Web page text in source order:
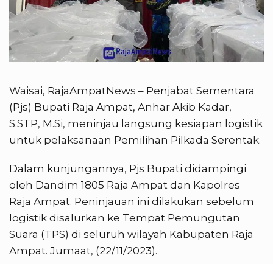
Waisai, RajaAmpatNews – Penjabat Sementara
(Pjs) Bupati Raja Ampat, Anhar Akib Kadar,
S.STP, M.Si, meninjau langsung kesiapan logistik
untuk pelaksanaan Pemilihan Pilkada Serentak.
Dalam kunjungannya, Pjs Bupati didampingi
oleh Dandim 1805 Raja Ampat dan Kapolres
Raja Ampat. Peninjauan ini dilakukan sebelum
logistik disalurkan ke Tempat Pemungutan
Suara (TPS) di seluruh wilayah Kabupaten Raja
Ampat. Jumaat, (22/11/2023).